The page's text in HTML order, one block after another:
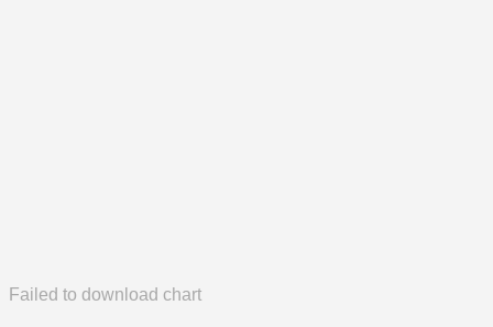
Failed to download chart